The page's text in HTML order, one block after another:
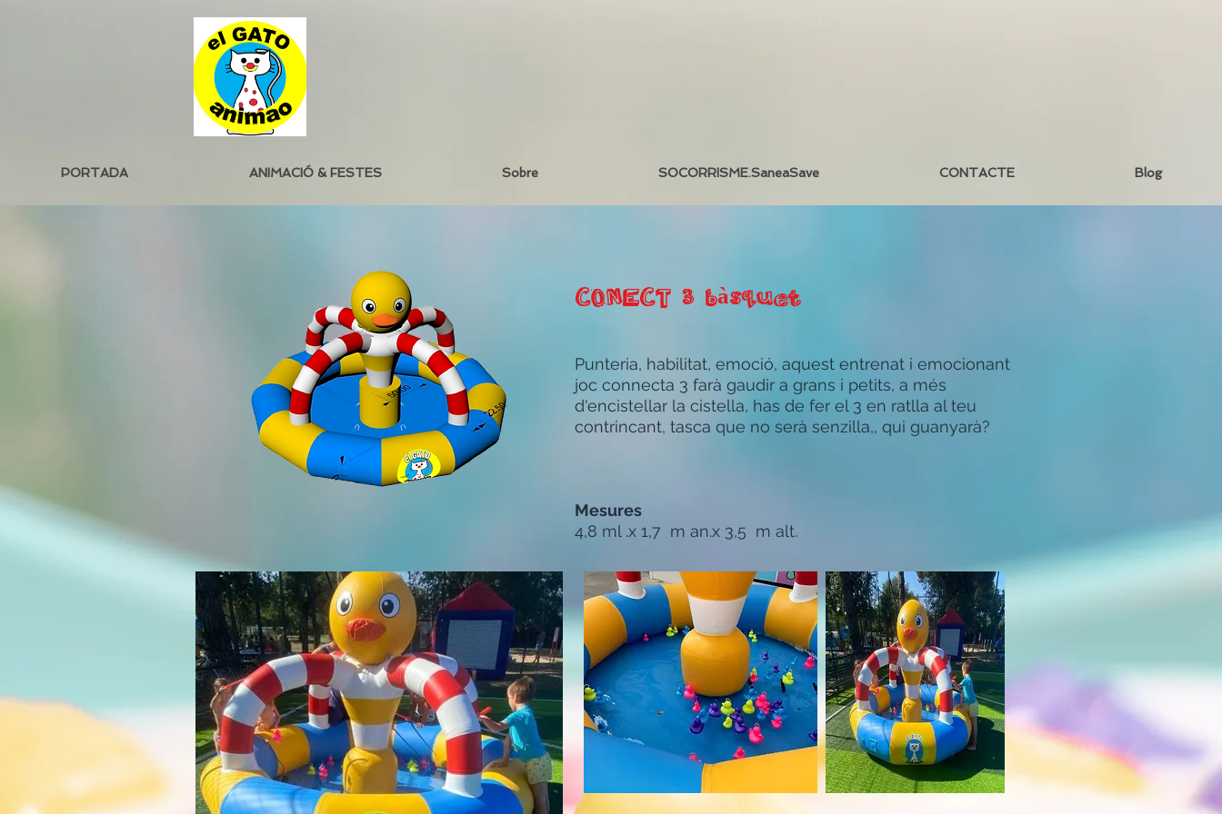
PORTADA ANIMACIÓ & FESTES Sobre SOCORRISME.SaneaSave CONTACTE Blog
CONECT 3 bàsquet
Punteria, habilitat, emoció, aquest entrenat i emocionant
joc connecta 3 farà gaudir a grans i petits, a més
d'encistellar la cistella, has de fer el 3 en ratlla al teu
contrincant, tasca que no serà senzilla,, qui guanyarà?
Mesures
4,8 ml .x 1,7 m an.x 3,5 m alt.